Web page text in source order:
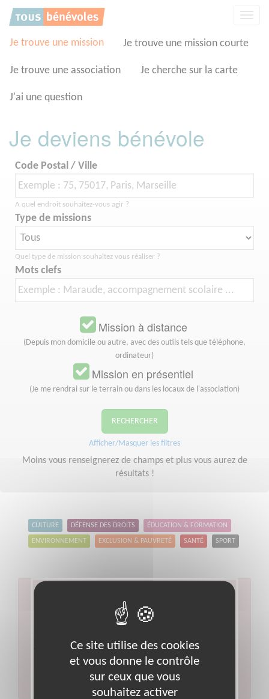
Je trouve une mission Je trouve une mission courte
Je trouve une association Je cherche sur la carte
J'ai une question
Je deviens bénévole
Code Postal / Ville
A quel endroit souhaitez-vous agir ?
Type de missions
Quel type de mission souhaitez vous réaliser ?
Mots clefs
Mission à distance
(Depuis mon domicile ou autre, avec des outils tels que téléphone,
ordinateur)
Mission en présentiel
(Je me rendrai sur le terrain ou dans les locaux de l'association)
RECHERCHER
Afficher/Masquer les filtres
Moins vous renseignerez de champs et plus vous aurez de
résultats !
CULTURE DÉFENSE DES DROITS ÉDUCATION & FORMATION
ENVIRONNEMENT EXCLUSION & PAUVRETÉ SANTÉ SPORT
recherche
Veuillez indiquer moins de critères et/ou remplacer
votre code postal par celui de votre département.
Effectuer une nouvelle recherche
Panneau de gestion des cookies
Ce site utilise des cookies
et vous donne le contrôle
sur ceux que vous
souhaitez activer